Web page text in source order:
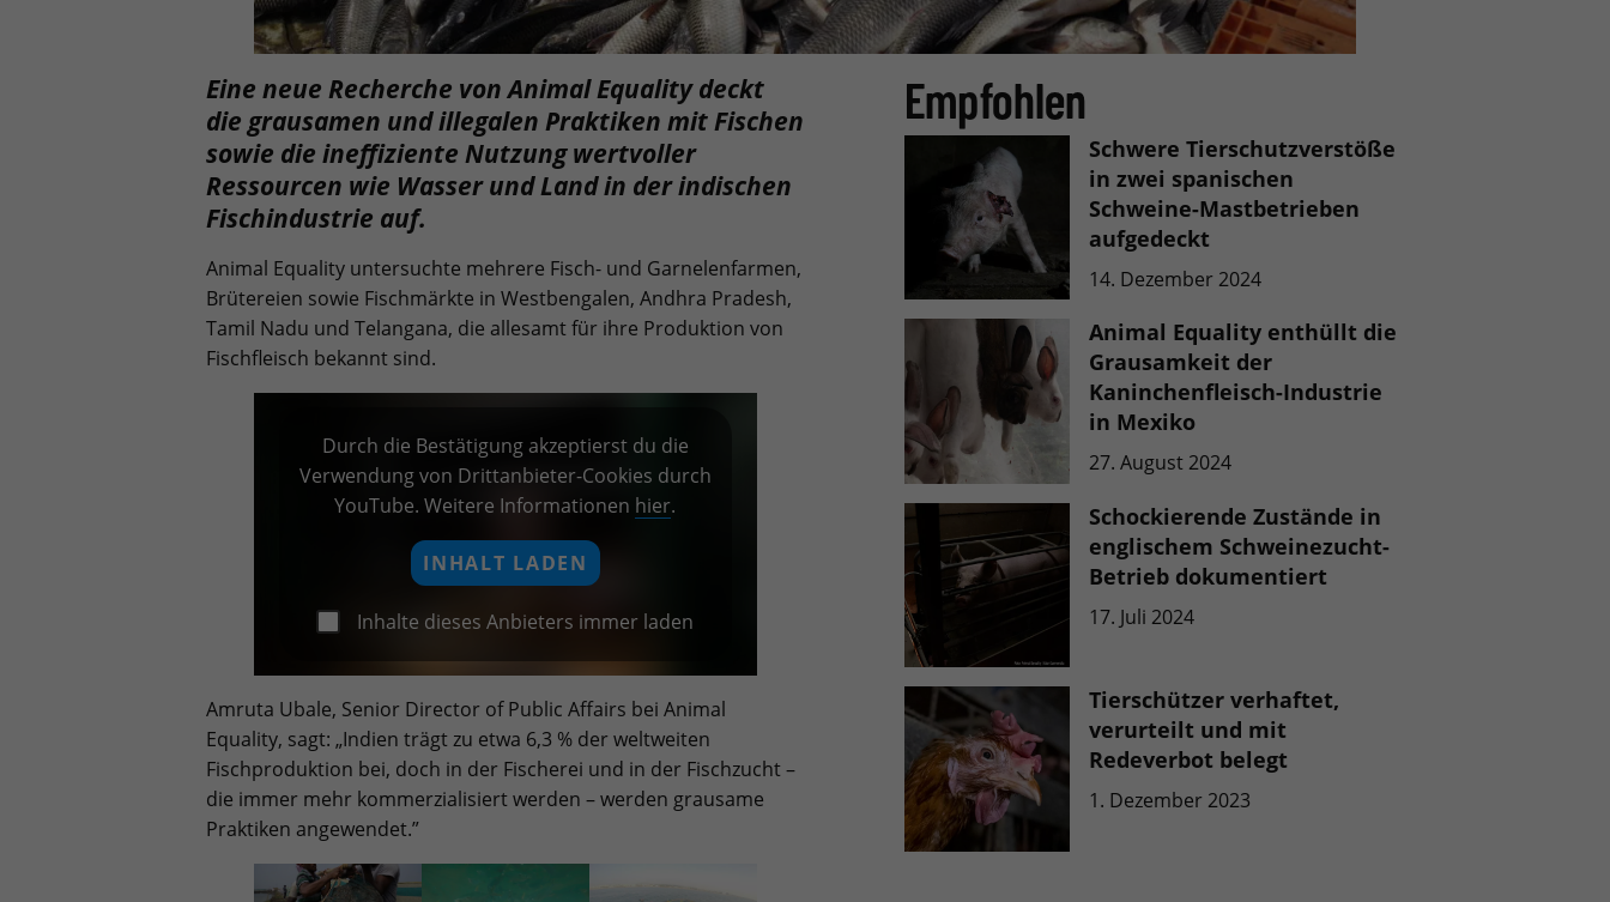
Eine neue Recherche von Animal Equality deckt
die grausamen und illegalen Praktiken mit Fischen
sowie die ineffiziente Nutzung wertvoller
Ressourcen wie Wasser und Land in der indischen
Fischindustrie auf.
Animal Equality untersuchte mehrere Fisch- und Garnelenfarmen,
Brütereien sowie Fischmärkte in Westbengalen, Andhra Pradesh,
Tamil Nadu und Telangana, die allesamt für ihre Produktion von
Fischfleisch bekannt sind.
Durch die Bestätigung akzeptierst du die
Verwendung von Drittanbieter-Cookies durch
YouTube. Weitere Informationen hier.
INHALT LADEN
Inhalte dieses Anbieters immer laden
Amruta Ubale, Senior Director of Public Affairs bei Animal
Equality, sagt: „Indien trägt zu etwa 6,3 % der weltweiten
Fischproduktion bei, doch in der Fischerei und in der Fischzucht –
die immer mehr kommerzialisiert werden – werden grausame
Praktiken angewendet.”
Empfohlen
Schwere Tierschutzverstöße
in zwei spanischen
Schweine-Mastbetrieben
aufgedeckt
14. Dezember 2024
Animal Equality enthüllt die
Grausamkeit der
Kaninchenfleisch-Industrie
in Mexiko
27. August 2024
Schockierende Zustände in
englischem Schweinezucht-
Betrieb dokumentiert
17. Juli 2024
Tierschützer verhaftet,
verurteilt und mit
Redeverbot belegt
1. Dezember 2023